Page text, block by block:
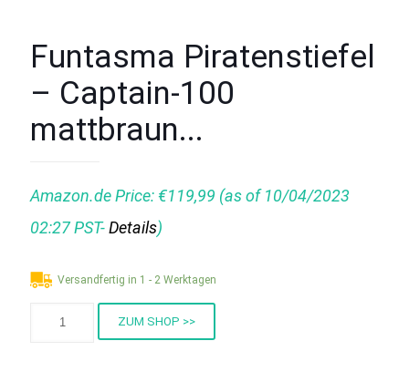
Funtasma Piratenstiefel
– Captain-100
mattbraun...
Amazon.de Price:€119,99 (as of 10/04/2023
02:27 PST-Details)
Versandfertig in 1 - 2 Werktagen
ZUM SHOP >>